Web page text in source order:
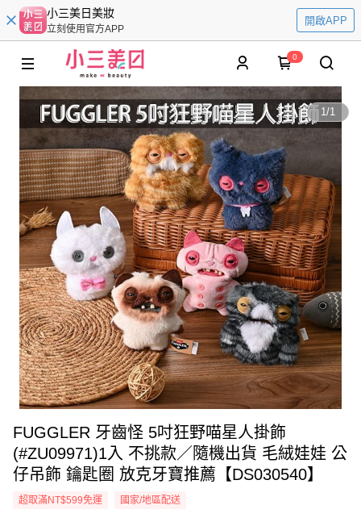
小三美日美妝
立刻使用官方APP
開啟APP
0
1/1
FUGGLER 牙齒怪 5吋狂野喵星人掛飾
(#ZU09971)1入 不挑款／隨機出貨 毛絨娃娃 公
仔吊飾 鑰匙圈 放克牙寶推薦【DS030540】
超取滿NT$599免運 國家/地區配送